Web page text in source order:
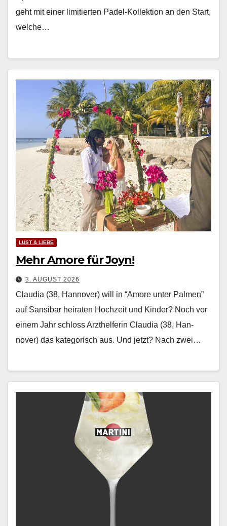
geht mit ein­er lim­i­tierten Padel-Kollek­tion an den Start,
welche…
LUST & LIEBE
Mehr Amore für Joyn!
3. AUGUST 2026
Claudia (38, Hannover) will in “Amore unter Palmen”
auf Sansibar heiraten Hochzeit und Kinder? Noch vor
einem Jahr schloss Arzthelferin Clau­dia (38, Han­
nover) das kat­e­gorisch aus. Und jet­zt? Nach zwei…